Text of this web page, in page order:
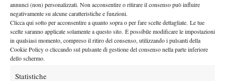
annunci (non) personalizzati. Non acconsentire o ritirare il consenso può influire
negativamente su alcune caratteristiche e funzioni.
Clicca qui sotto per acconsentire a quanto sopra o per fare scelte dettagliate. Le tue
scelte saranno applicate solamente a questo sito. È possibile modificare le impostazioni
in qualsiasi momento, compreso il ritiro del consenso, utilizzando i pulsanti della
Cookie Policy o cliccando sul pulsante di gestione del consenso nella parte inferiore
dello schermo.
Statistiche
La sfida tra Berrettini e Comesana andrà in scena sabato 30
maggio non prima delle 13.00 sul Simonne Mathieu.Il match
verrà trasmesso sulle piattaformeDiscovery+ e HBO
Maxprevio abbonamento.